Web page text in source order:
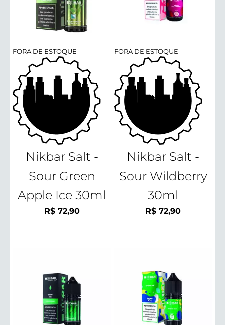
FORA DE ESTOQUE
Nikbar Salt -
Sour Green
Apple Ice 30ml
R$72,90
FORA DE ESTOQUE
Nikbar Salt -
Sour Wildberry
30ml
R$ 72,90